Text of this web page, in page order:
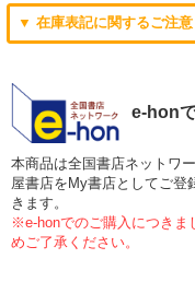
▼ 在庫表記に関するご注意
e-hon
本商品は全国書店ネットワ
屋書店をMy書店としてご登
きます。
※e-honでのご購入につきま
めご了承ください。